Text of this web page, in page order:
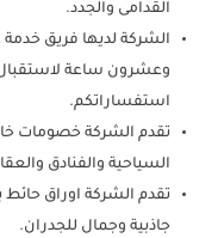
القدامى والجدد.
الشركة لديها فريق
وعشرون ساعة لاستقبال
استفساراتكم.
تقدم الشركة خصومات
السياحية والفنادق
تقدم الشركة اوراق حائط
جاذبية وجمال للجدران.